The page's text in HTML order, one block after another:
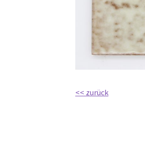
<< zurück